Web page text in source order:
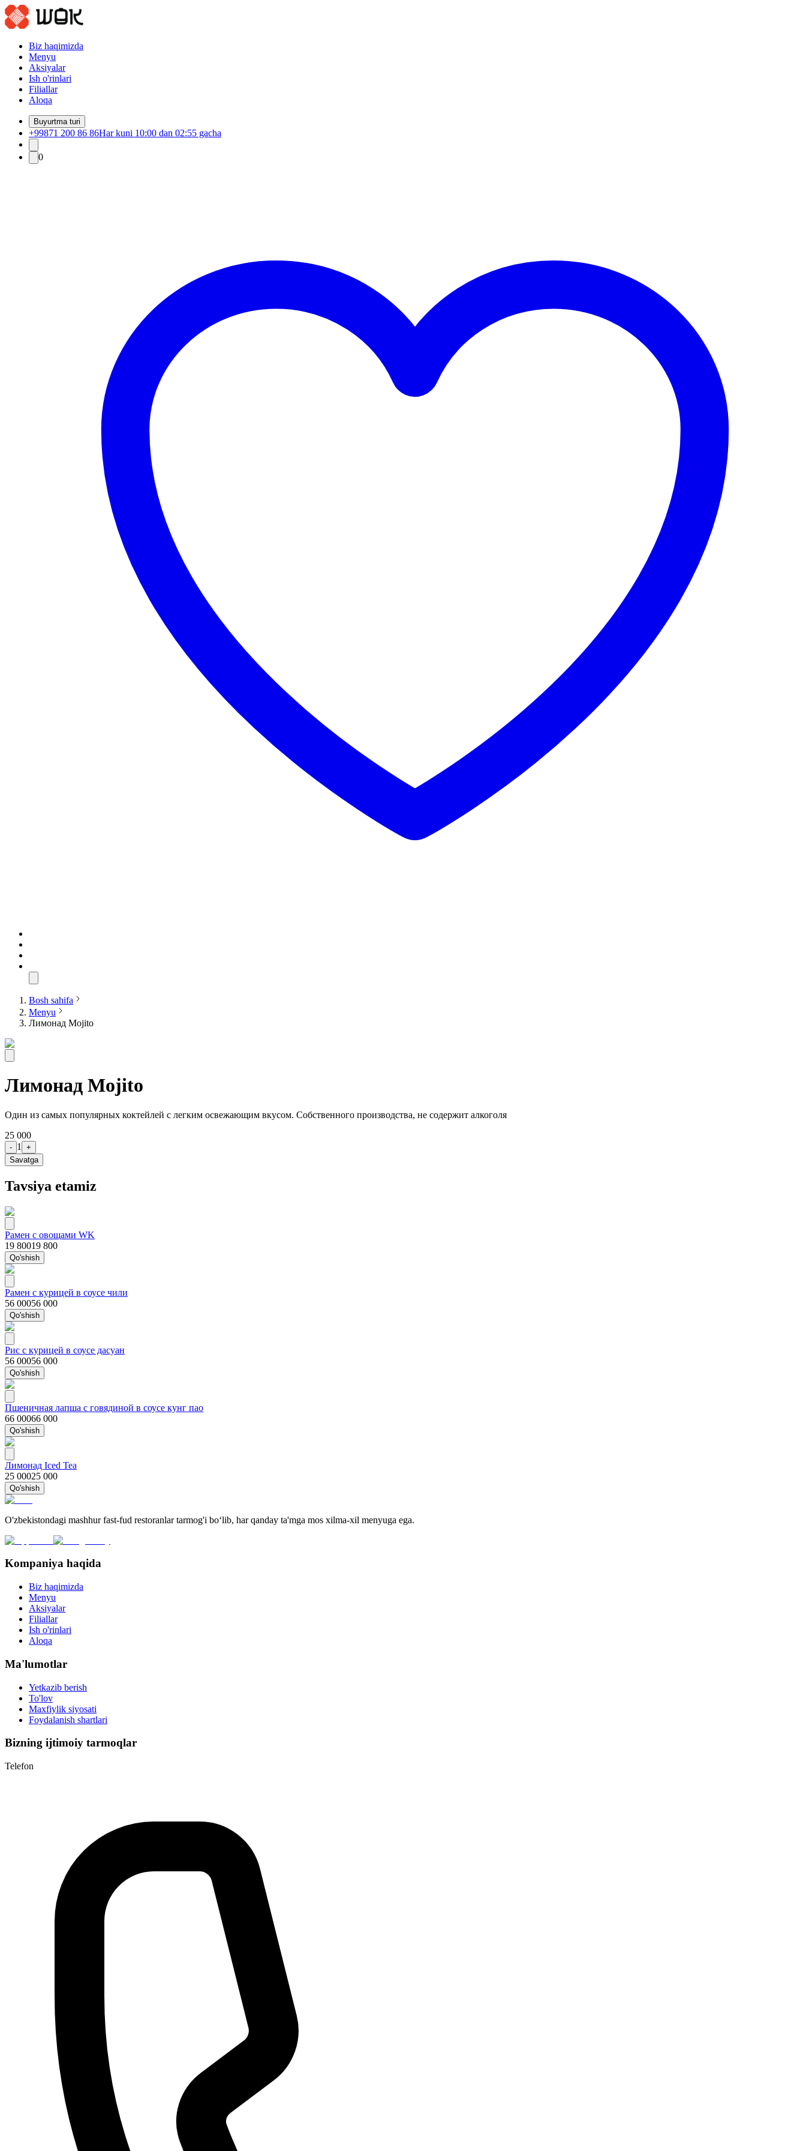
Biz haqimizda
Menyu
Aksiyalar
Ish o'rinlari
Filiallar
Aloqa
Buyurtma turi
+99871 200 86 86Har kuni 10:00 dan 02:55 gacha
0
Bosh sahifa
Menyu
Лимонад Mojito
Лимонад Mojito
Один из самых популярных коктейлей с легким освежающим вкусом. Собственного производства, не содержит алкоголя
25 000
- 1
+
Savatga
Tavsiya etamiz
Рамен с овощами WK
19 80019 800
Qo'shish
Рамен с курицей в соусе чили
56 00056 000
Qo'shish
Рис с курицей в соусе дасуан
56 00056 000
Qo'shish
Пшеничная лапша с говядиной в соусе кунг пао
66 00066 000
Qo'shish
Лимонад Iced Tea
25 00025 000
Qo'shish
O'zbekistondagi mashhur fast-fud restoranlar tarmog'i bo‘lib, har qanday ta'mga mos xilma-xil menyuga ega.
Kompaniya haqida
Biz haqimizda
Menyu
Aksiyalar
Filiallar
Ish o'rinlari
Aloqa
Ma'lumotlar
Yetkazib berish
To'lov
Maxfiylik siyosati
Foydalanish shartlari
Bizning ijtimoiy tarmoqlar
Telefon